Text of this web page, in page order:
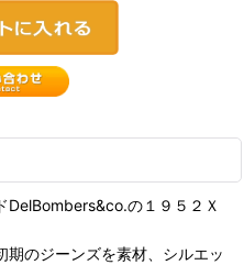
DelBombers&co.の１９５２Ｘ
期のジーンズを素材、シルエッ